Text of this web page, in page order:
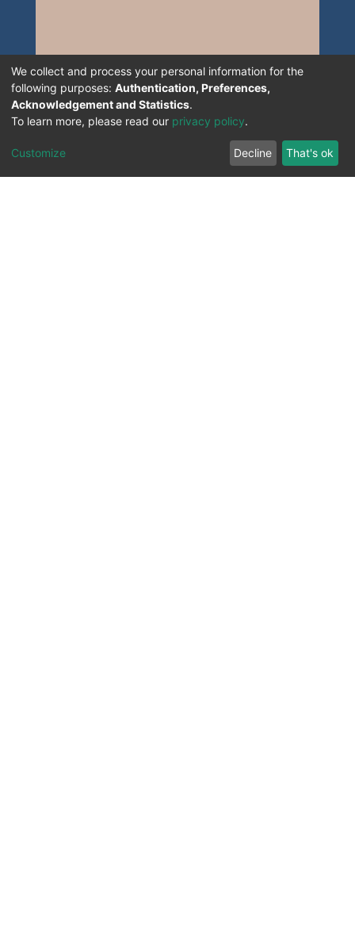
We collect and process your personal information for the
following purposes: Authentication, Preferences,
Acknowledgement and Statistics.
To learn more, please read our privacy policy.
Customize Decline That's ok